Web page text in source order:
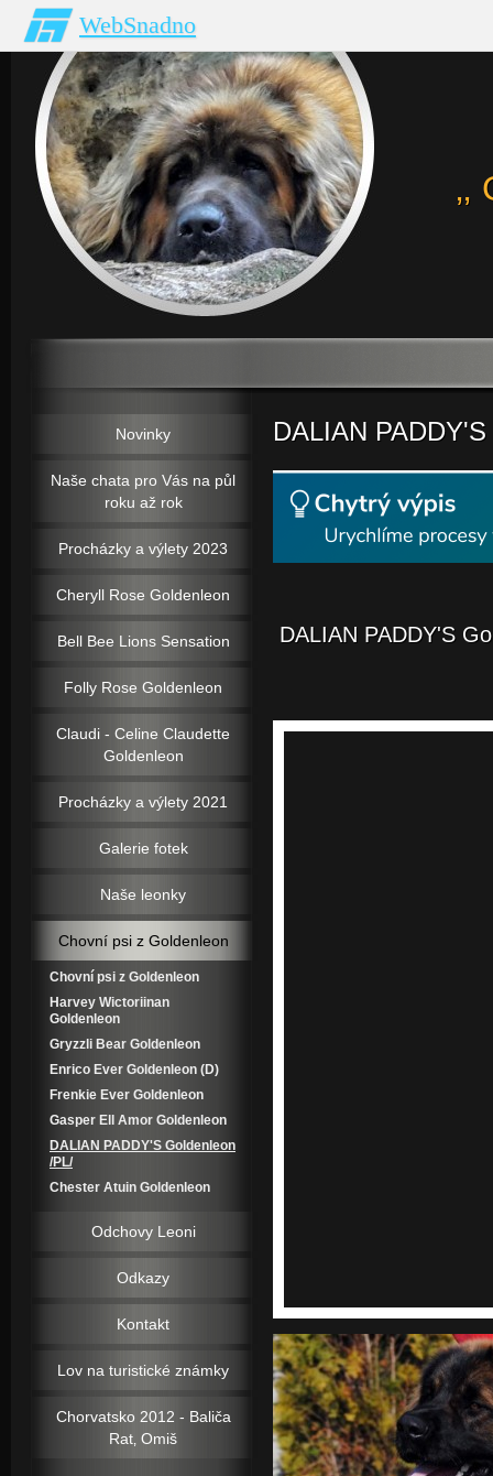
WebSnadno
DALIAN
DALIAN PADDY'S
Novinky
Naše chata pro Vás na půl
roku až rok
Procházky a výlety 2023
Cheryll Rose Goldenleon
Bell Bee Lions Sensation
Folly Rose Goldenleon
Claudi - Celine Claudette
Goldenleon
Procházky a výlety 2021
Galerie fotek
Naše leonky
Chovní psi z Goldenleon
Chovní psi z Goldenleon
Harvey Wictoriinan
Goldenleon
Gryzzli Bear Goldenleon
Enrico Ever Goldenleon (D)
Frenkie Ever Goldenleon
Gasper Ell Amor Goldenleon
DALIAN PADDY'S Goldenleon
/PL/
Chester Atuin Goldenleon
Odchovy Leoni
Odkazy
Kontakt
Lov na turistické známky
Chorvatsko 2012 - Baliča
Rat‚ Omiš